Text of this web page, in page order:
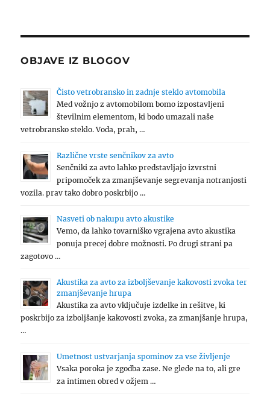
OBJAVE IZ BLOGOV
Čisto vetrobransko in zadnje steklo avtomobila
Med vožnjo z avtomobilom bomo izpostavljeni
številnim elementom, ki bodo umazali naše
vetrobransko steklo. Voda, prah, …
Različne vrste senčnikov za avto
Senčniki za avto lahko predstavljajo izvrstni
pripomoček za zmanjševanje segrevanja notranjosti
vozila. prav tako dobro poskrbijo …
Nasveti ob nakupu avto akustike
Vemo, da lahko tovarniško vgrajena avto akustika
ponuja precej dobre možnosti. Po drugi strani pa
zagotovo …
Akustika za avto za izboljševanje kakovosti zvoka ter
zmanjševanje hrupa
Akustika za avto vključuje izdelke in rešitve, ki
poskrbijo za izboljšanje kakovosti zvoka, za zmanjšanje hrupa,
…
Umetnost ustvarjanja spominov za vse življenje
Vsaka poroka je zgodba zase. Ne glede na to, ali gre
za intimen obred v ožjem …